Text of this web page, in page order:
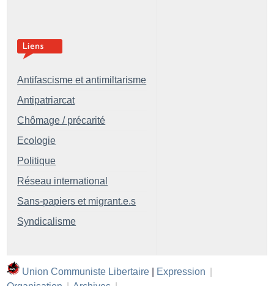
Antifascisme et antimiltarisme
Antipatriarcat
Chômage / précarité
Ecologie
Politique
Réseau international
Sans-papiers et migrant.e.s
Syndicalisme
Union Communiste Libertaire Expression